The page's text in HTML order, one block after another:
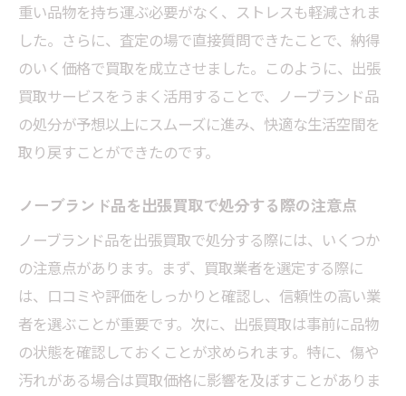
重い品物を持ち運ぶ必要がなく、ストレスも軽減されま
した。さらに、査定の場で直接質問できたことで、納得
のいく価格で買取を成立させました。このように、出張
買取サービスをうまく活用することで、ノーブランド品
の処分が予想以上にスムーズに進み、快適な生活空間を
取り戻すことができたのです。
ノーブランド品を出張買取で処分する際の注意点
ノーブランド品を出張買取で処分する際には、いくつか
の注意点があります。まず、買取業者を選定する際に
は、口コミや評価をしっかりと確認し、信頼性の高い業
者を選ぶことが重要です。次に、出張買取は事前に品物
の状態を確認しておくことが求められます。特に、傷や
汚れがある場合は買取価格に影響を及ぼすことがありま